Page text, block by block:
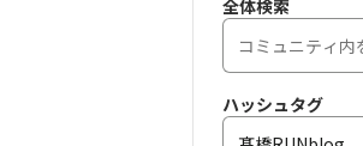
全体検索
ハッシュタグ